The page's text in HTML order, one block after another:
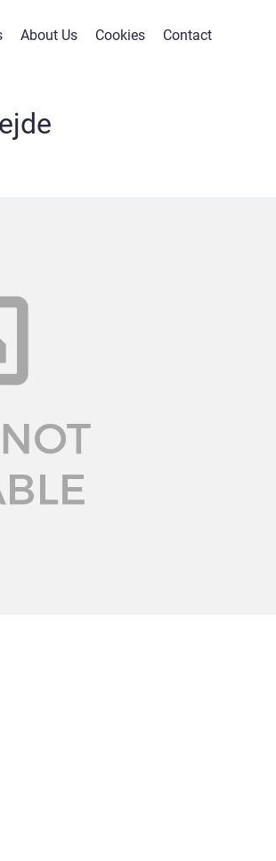
About Us Cookies Contact